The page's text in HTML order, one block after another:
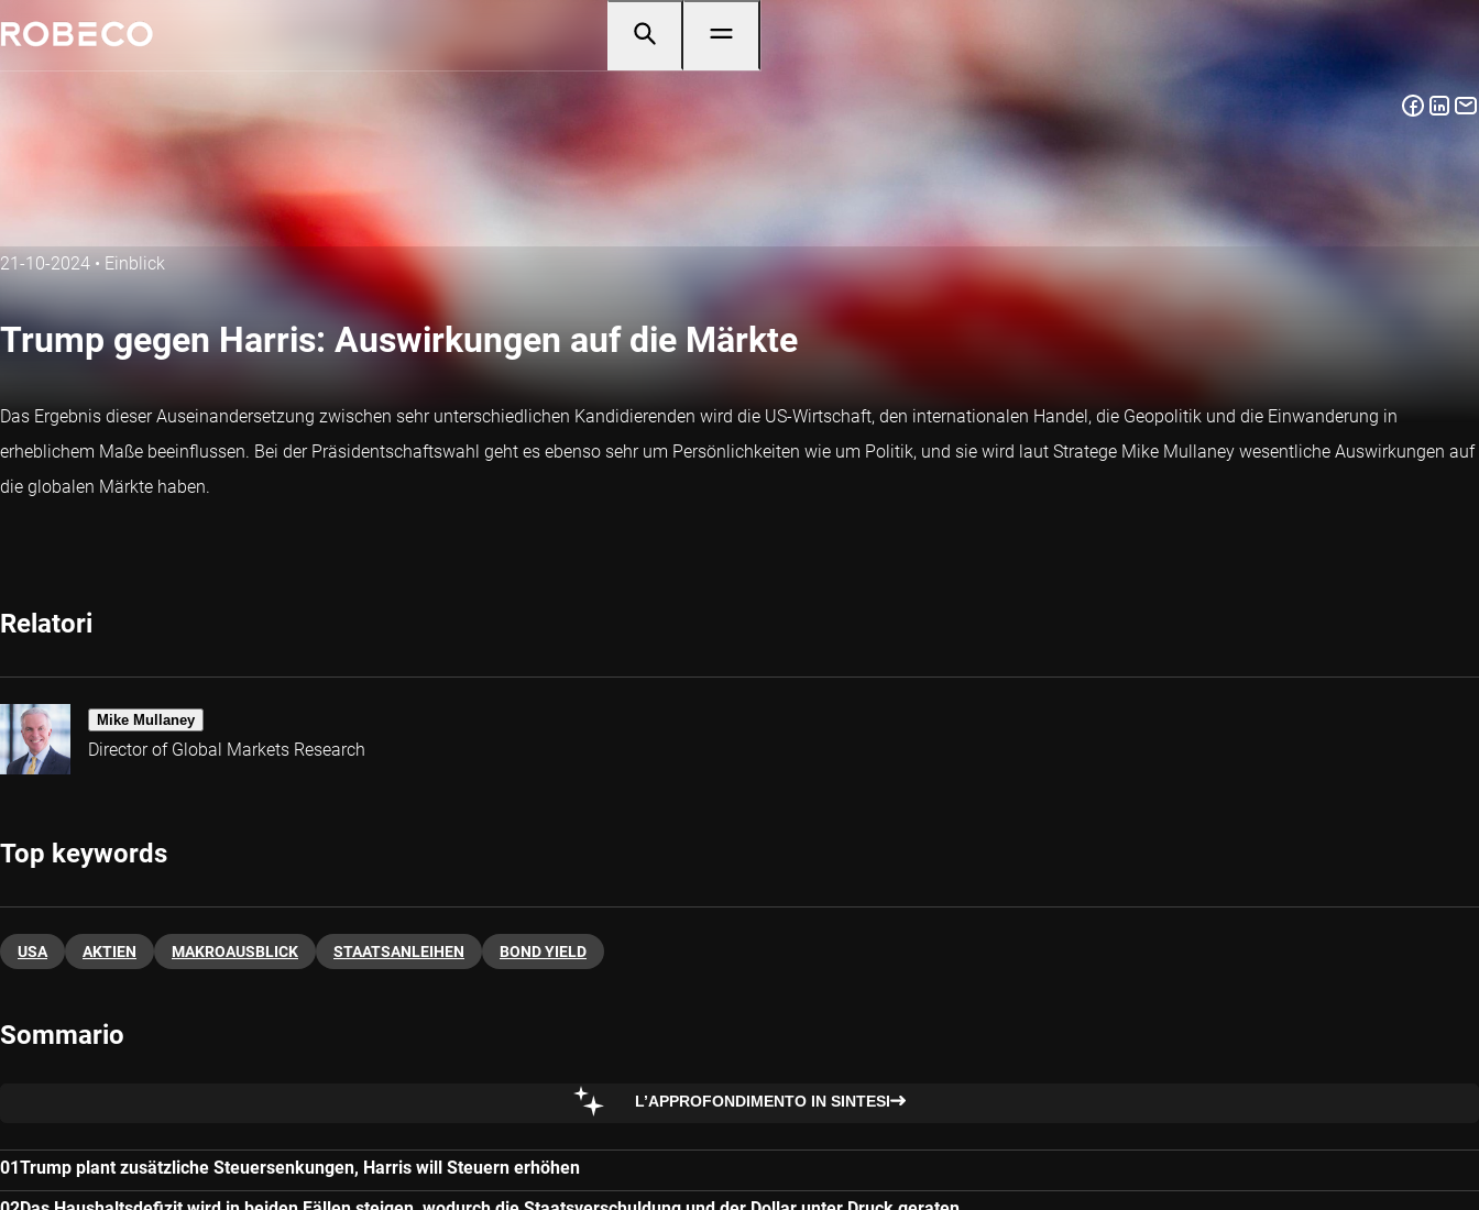
21-10-2024 • Einblick
Trump gegen Harris: Auswirkungen auf die Märkte
Das Ergebnis dieser Auseinandersetzung zwischen sehr unterschiedlichen Kandidierenden wird die US-Wirtschaft, den internationalen Handel, die Geopolitik und die Einwanderung in
erheblichem Maße beeinflussen. Bei der Präsidentschaftswahl geht es ebenso sehr um Persönlichkeiten wie um Politik, und sie wird laut Stratege Mike Mullaney wesentliche Auswirkungen auf
die globalen Märkte haben.
Relatori
Mike Mullaney
Director of Global Markets Research
Top keywords
USA AKTIEN MAKROAUSBLICK STAATSANLEIHEN BOND YIELD
Sommario
L’APPROFONDIMENTO IN SINTESI
Trump plant zusätzliche Steuersenkungen, Harris will Steuern erhöhen